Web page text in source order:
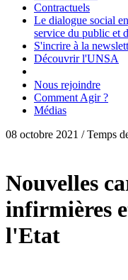
Contractuels
Le dialogue social
service du public et
S'incrire à la
Découvrir l'UNSA
Nous rejoindre
Comment Agir ?
Médias
08 octobre 2021 / Temps
Nouvelles
infirmières
l'Etat